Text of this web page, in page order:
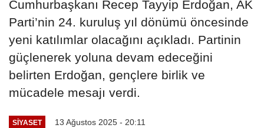
Cumhurbaşkanı Recep Tayyip Erdoğan, AK
Parti’nin 24. kuruluş yıl dönümü öncesinde
yeni katılımlar olacağını açıkladı. Partinin
güçlenerek yoluna devam edeceğini
belirten Erdoğan, gençlere birlik ve
mücadele mesajı verdi.
SIYASET 13 Ağustos 2025 - 20:11